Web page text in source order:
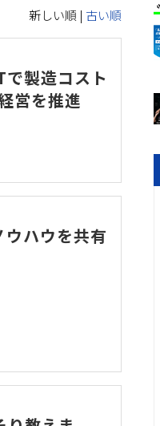
新しい順 | 古い順
製造コスト
営を推進
ハウを共有